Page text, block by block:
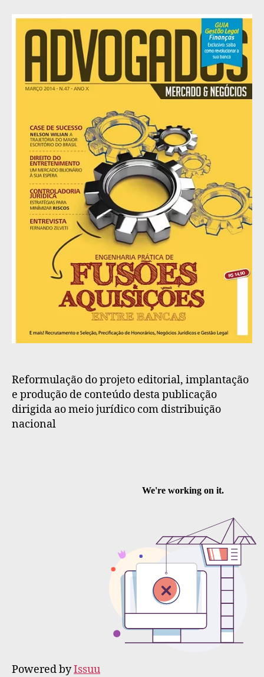
Reformulação do projeto editorial, implantação
e produção de conteúdo desta publicação
dirigida ao meio jurídico com distribuição
nacional
Powered byIssuu